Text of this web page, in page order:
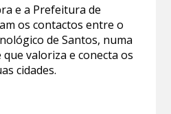
e a Prefeitura de
os contactos entre o
de Santos, numa
valoriza e conecta os
cidades.